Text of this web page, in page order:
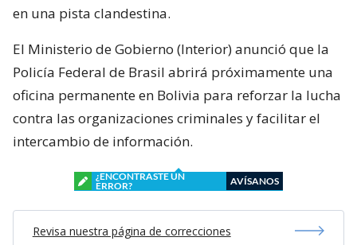
en una pista clandestina.
El Ministerio de Gobierno (Interior) anunció que la
Policía Federal de Brasil abrirá próximamente una
oficina permanente en Bolivia para reforzar la lucha
contra las organizaciones criminales y facilitar el
intercambio de información.
¿ENCONTRASTE UN
ERROR?
AVÍSANOS
Revisa nuestra página de correcciones